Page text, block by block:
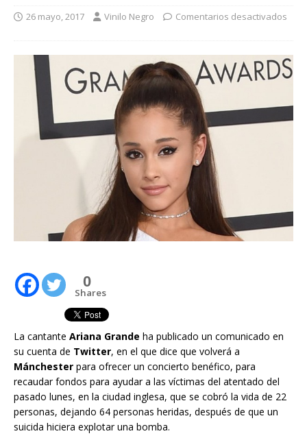
26 mayo, 2017 Vinilo Negro Comentarios desactivados
0
Shares
La cantante Ariana Grande ha publicado un comunicado en
su cuenta de Twitter, en el que dice que volverá a
Mánchester para ofrecer un concierto benéfico, para
recaudar fondos para ayudar a las víctimas del atentado del
pasado lunes, en la ciudad inglesa, que se cobró la vida de 22
personas, dejando 64 personas heridas, después de que un
suicida hiciera explotar una bomba.